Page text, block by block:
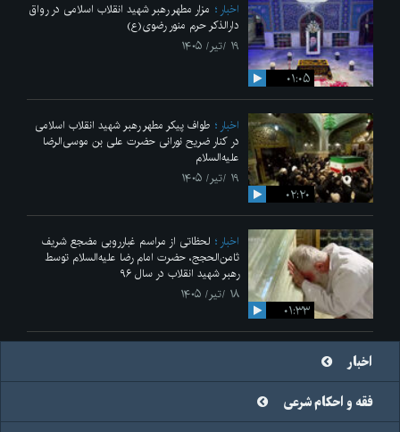
۰۱:۰۵
اخبار
مزار مطهر رهبر شهید انقلاب اسلامی در رواق
دارالذکر حرم منور رضوی(ع)
۱۹ /تیر/ ۱۴۰۵
۰۲:۲۰
اخبار
طواف پیکر مطهر رهبر شهید انقلاب اسلامی
در کنار ضریح نورانی حضرت علی‌ بن موسی‌الرضا
علیه‌السلام
۱۹ /تیر/ ۱۴۰۵
۰۱:۳۳
اخبار
لحظاتی از مراسم غبارروبی مضجع شریف
ثامن‌الحجج، حضرت امام رضا علیه‌السلام توسط
رهبر شهید انقلاب در سال ۹۶
۱۸ /تیر/ ۱۴۰۵
اخبار
فقه و احکام شرعی